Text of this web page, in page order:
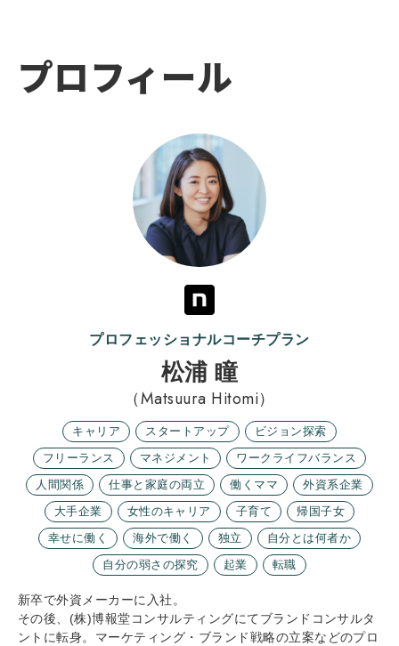
プロフィール
プロフェッショナルコーチプラン
松浦 瞳
（Matsuura Hitomi）
キャリア スタートアップ
ビジョン探索
フリーランス
マネジメント
ワークライフバランス
人間関係
仕事と家庭の両立 働くママ
外資系企業
大手企業
女性のキャリア 子育て
帰国子女
幸せに働く
海外で働く 独立
自分とは何者か
自分の弱さの探究
起業 転職
新卒で外資メーカーに入社。
その後、(株)博報堂コンサルティングにてブランドコンサルタ
ントに転身。マーケティング・ブランド戦略の立案などのプロ